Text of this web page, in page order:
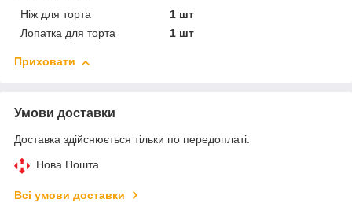
Ніж для торта
1 шт
Лопатка для торта
1 шт
Приховати
Умови доставки
Доставка здійснюється тільки по передоплаті.
Нова Пошта
Всі умови доставки